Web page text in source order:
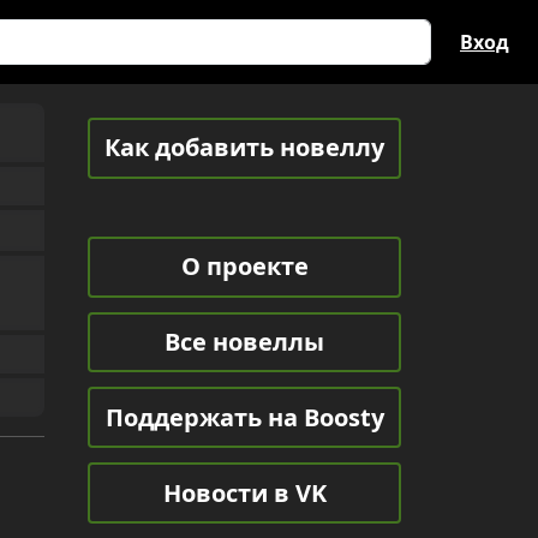
Вход
Как добавить новеллу
О проекте
Все новеллы
Поддержать на Boosty
Новости в VK